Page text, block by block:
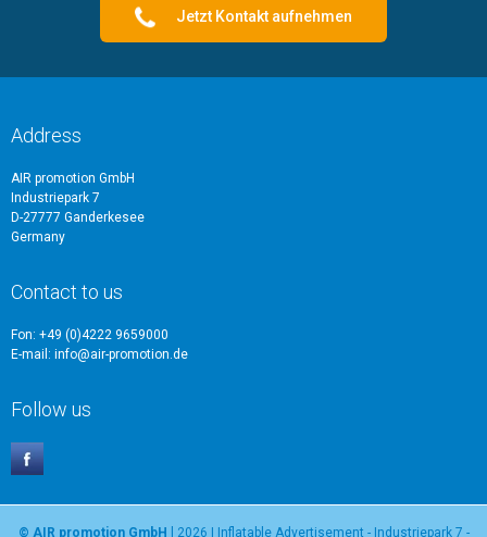
Jetzt Kontakt aufnehmen
Address
AIR promotion GmbH
Industriepark 7
D-27777 Ganderkesee
Germany
Contact to us
Fon: +49 (0)4222 9659000
E-mail: info@air-promotion.de
Follow us
© AIR promotion GmbH l 2026 | Inflatable Advertisement - Industriepark 7 -